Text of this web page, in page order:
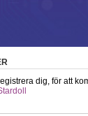
dig, för att